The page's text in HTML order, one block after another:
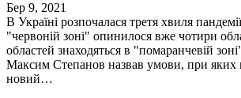
Бер 9, 2021
В Україні розпочалася третя хвиля
"червоній зоні" опинилося вже чотири
областей знаходяться в "помаранчевій
Максим Степанов назвав умови, при яких
новий…